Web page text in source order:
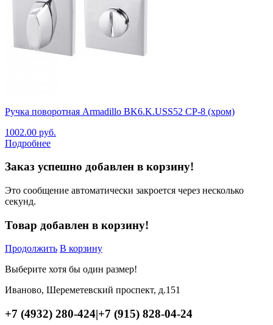
Ручка поворотная Armadillo BK6.K.USS52 CP-8 (хром)
1002.00 руб.
Подробнее
Заказ успешно добавлен в корзину!
Это сообщение автоматически закроется через несколько
секунд.
Товар добавлен в корзину!
Продолжить В корзину
Выберите хотя бы один размер!
Иваново, Шереметевский проспект, д.151
+7 (4932) 280-424|+7 (915) 828-04-24